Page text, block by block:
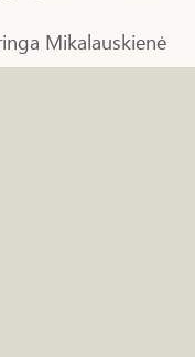
Mikalauskienė